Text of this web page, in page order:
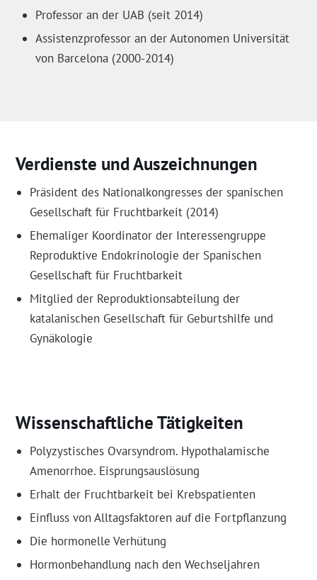
Professor an der UAB (seit 2014)
Assistenzprofessor an der Autonomen Universität
von Barcelona (2000-2014)
Verdienste und Auszeichnungen
Präsident des Nationalkongresses der spanischen
Gesellschaft für Fruchtbarkeit (2014)
Ehemaliger Koordinator der Interessengruppe
Reproduktive Endokrinologie der Spanischen
Gesellschaft für Fruchtbarkeit
Mitglied der Reproduktionsabteilung der
katalanischen Gesellschaft für Geburtshilfe und
Gynäkologie
Wissenschaftliche Tätigkeiten
Polyzystisches Ovarsyndrom. Hypothalamische
Amenorrhoe. Eisprungsauslösung
Erhalt der Fruchtbarkeit bei Krebspatienten
Einfluss von Alltagsfaktoren auf die Fortpflanzung
Die hormonelle Verhütung
Hormonbehandlung nach den Wechseljahren